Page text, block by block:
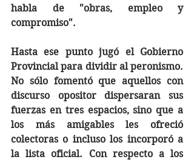
habla de "obras, empleo y
compromiso".
Hasta ese punto jugó el Gobierno
Provincial para dividir al peronismo.
No sólo fomentó que aquellos con
discurso opositor dispersaran sus
fuerzas en tres espacios, sino que a
los más amigables les ofreció
colectoras o incluso los incorporó a
la lista oficial. Con respecto a los